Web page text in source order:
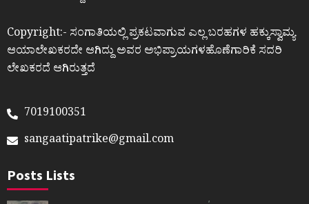
Copyright:- ಸಂಗಾತಿಯಲ್ಲಿ ಪ್ರಕಟವಾಗುವ ಎಲ್ಲ ಬರಹಗಳ ಹಕ್ಕುಸ್ವಾಮ್ಯ
ಆಯಾಲೇಖಕರದೇ ಆಗಿದ್ದು ಅವರ ಅಭಿಪ್ರಾಯಗಳಹೊಣೆಗಾರಿಕೆ ಸದರಿ
ಲೇಖಕರದೆ ಆಗಿರುತ್ತದೆ
7019100351
sangaatipatrike@gmail.com
Posts Lists